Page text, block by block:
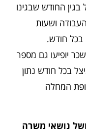
החודש שבגינו
ושעות
בכל חודש.
יופיעו גם מספר
בכל חודש נתון
המחלה
נושאי משרה